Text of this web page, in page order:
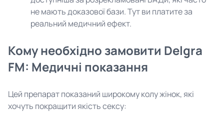
не мають доказової бази. Тут ви платите за
реальний медичний ефект.
Кому необхідно замовити Delgra
FM: Медичні показання
Цей препарат показаний широкому колу жінок, які
хочуть покращити якість сексу: